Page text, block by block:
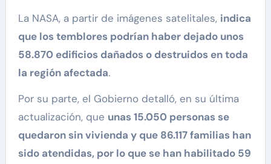
La NASA, a partir de imágenes satelitales, indica
que los temblores podrían haber dejado unos
58.870 edificios dañados o destruidos en toda
la región afectada.
Por su parte, el Gobierno detalló, en su última
actualización, que unas 15.050 personas se
quedaron sin vivienda y que 86.117 familias han
sido atendidas, por lo que se han habilitado 59